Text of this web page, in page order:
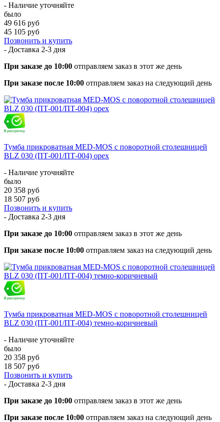
- Наличие уточняйте
было
49 616 руб
45 105 руб
Позвонить и купить
- Доставка 2-3 дня
При заказе до 10:00 отправляем заказ в этот же день
При заказе после 10:00 отправляем заказ на следующий день
Тумба прикроватная MED-MOS с поворотной столешницей
BLZ 030 (ПТ-001/ПТ-004) орех
- Наличие уточняйте
было
20 358 руб
18 507 руб
Позвонить и купить
- Доставка 2-3 дня
При заказе до 10:00 отправляем заказ в этот же день
При заказе после 10:00 отправляем заказ на следующий день
Тумба прикроватная MED-MOS с поворотной столешницей
BLZ 030 (ПТ-001/ПТ-004) темно-коричневый
- Наличие уточняйте
было
20 358 руб
18 507 руб
Позвонить и купить
- Доставка 2-3 дня
При заказе до 10:00 отправляем заказ в этот же день
При заказе после 10:00 отправляем заказ на следующий день